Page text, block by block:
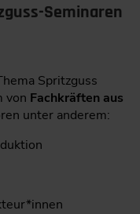
Seminaren
Spritzguss
von Fachkräften aus
unter anderem: